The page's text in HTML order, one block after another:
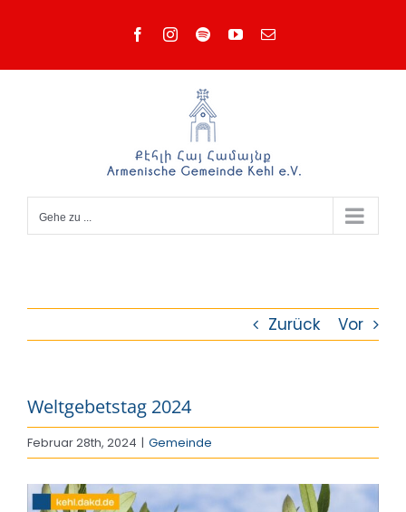
springen
FacebookInstagram
SpotifyYouTube
E-
Gehe zu ...
Zurück Vor
Weltgebetstag 2024
Februar 28th, 2024 | Gemeinde
Zeige